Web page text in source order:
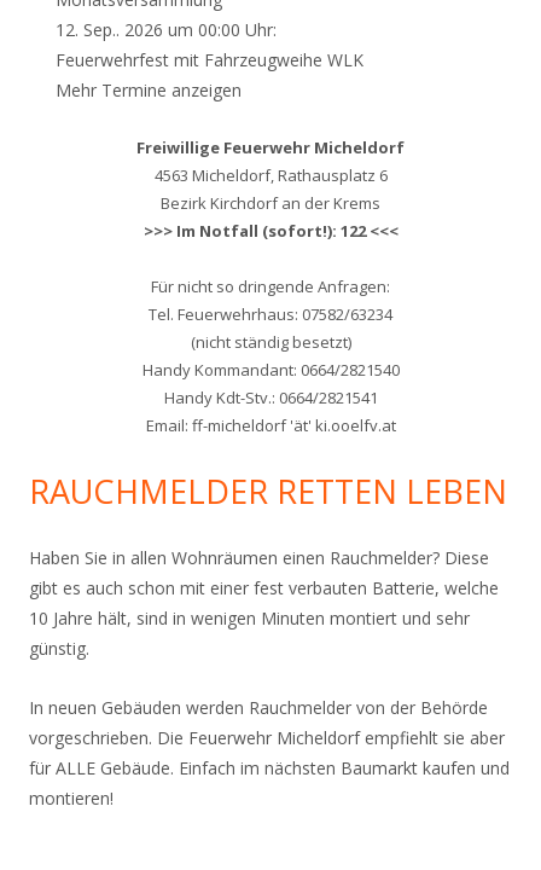
12. Sep.. 2026 um 00:00 Uhr:
Feuerwehrfest mit Fahrzeugweihe WLK
Mehr Termine anzeigen
Freiwillige Feuerwehr Micheldorf
4563 Micheldorf, Rathausplatz 6
Bezirk Kirchdorf an der Krems
>>> Im Notfall (sofort!): 122 <<<
Für nicht so dringende Anfragen:
Tel. Feuerwehrhaus: 07582/63234
(nicht ständig besetzt)
Handy Kommandant: 0664/2821540
Handy Kdt-Stv.: 0664/2821541
Email: ff-micheldorf 'ät' ki.ooelfv.at
RAUCHMELDER RETTEN LEBEN
Haben Sie in allen Wohnräumen einen Rauchmelder? Diese
gibt es auch schon mit einer fest verbauten Batterie, welche
10 Jahre hält, sind in wenigen Minuten montiert und sehr
günstig.
In neuen Gebäuden werden Rauchmelder von der Behörde
vorgeschrieben. Die Feuerwehr Micheldorf empfiehlt sie aber
für ALLE Gebäude. Einfach im nächsten Baumarkt kaufen und
montieren!